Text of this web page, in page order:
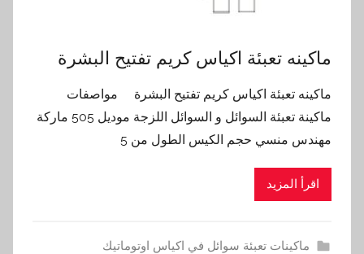
ماكينه تعبئة اكياس كريم تفتيح البشرة
ماكينه تعبئة اكياس كريم تفتيح البشرة مواصفات
ماكينة تعبئة السوائل و السوائل اللزجة موديل 505 ماركة
مهندس منسي حجم الكيس الطول من 5
اقرأ المزيد
ماكينات تعبئة سوائل في اكياس اوتوماتيك